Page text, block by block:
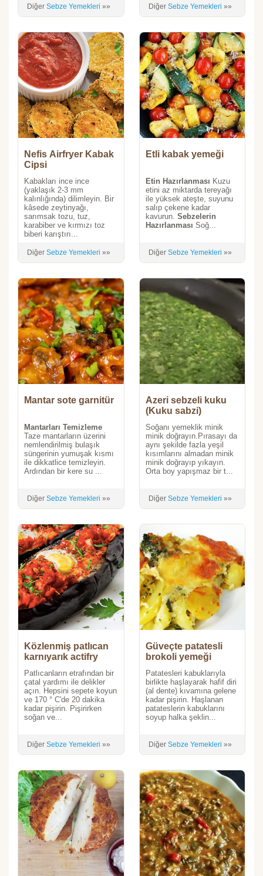
Diğer Sebze Yemekleri »» Diğer Sebze Yemekleri »»
Nefis Airfryer Kabak
Cipsi
Kabakları ince ince
(yaklaşık 2-3 mm
kalınlığında) dilimleyin. Bir
kâsede zeytinyağı,
sarımsak tozu, tuz,
karabiber ve kırmızı toz
biberi karıştırı...
Diğer Sebze Yemekleri »»
Etli kabak yemeği
Etin Hazırlanması Kuzu
etini az miktarda tereyağı
ile yüksek ateşte, suyunu
salıp çekene kadar
kavurun. Sebzelerin
Hazırlanması Soğ...
Diğer Sebze Yemekleri »»
Mantar sote garnitür
Mantarları Temizleme
Taze mantarların üzerini
nemlendirilmiş bulaşık
süngerinin yumuşak kısmı
ile dikkatlice temizleyin.
Ardından bir kere su ...
Diğer Sebze Yemekleri »»
Azeri sebzeli kuku
(Kuku sabzi)
Soğanı yemeklik minik
minik doğrayın.Pırasayı da
aynı şekilde fazla yeşil
kısımlarını almadan minik
minik doğrayıp yıkayın.
Orta boy yapışmaz bir t...
Diğer Sebze Yemekleri »»
Közlenmiş patlıcan
karnıyarık actifry
Patlıcanların etrafından bir
çatal yardımı ile delikler
açın. Hepsini sepete koyun
ve 170 ° C'de 20 dakika
kadar pişirin. Pişirirken
soğan ve...
Diğer Sebze Yemekleri »»
Güveçte patatesli
brokoli yemeği
Patatesleri kabuklarıyla
birlikte haşlayarak hafif diri
(al dente) kıvamına gelene
kadar pişirin. Haşlanan
patateslerin kabuklarını
soyup halka şeklin...
Diğer Sebze Yemekleri »»